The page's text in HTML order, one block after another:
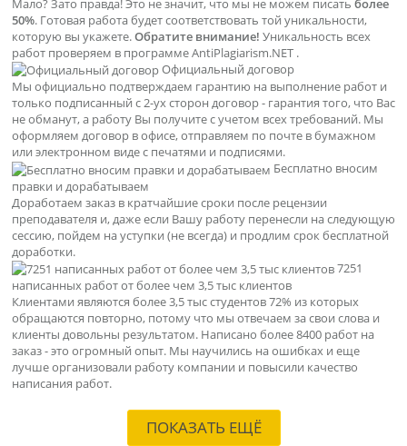
50%. Готовая работа будет соответствовать той уникальности,
которую вы укажете.Обратите внимание! Уникальность всех
работ проверяем в программе AntiPlagiarism.NET .
Официальный договор
Мы официально подтверждаем гарантию на выполнение работ и
только подписанный с 2-ух сторон договор - гарантия того, что Вас
не обманут, а работу Вы получите с учетом всех требований. Мы
оформляем договор в офисе, отправляем по почте в бумажном
или электронном виде с печатями и подписями.
Бесплатно вносим
правки и дорабатываем
Доработаем заказ в кратчайшие сроки после рецензии
преподавателя и, даже если Вашу работу перенесли на следующую
сессию, пойдем на уступки (не всегда) и продлим срок бесплатной
доработки.
7251
написанных работ от более чем 3,5 тыс клиентов
Клиентами являются более 3,5 тыс студентов 72% из которых
обращаются повторно, потому что мы отвечаем за свои слова и
клиенты довольны результатом. Написано более 8400 работ на
заказ - это огромный опыт. Мы научились на ошибках и еще
лучше организовали работу компании и повысили качество
написания работ.
ПОКАЗАТЬ ЕЩЁ